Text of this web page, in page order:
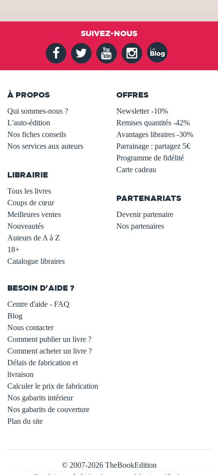
SUIVEZ-NOUS
À PROPOS
Qui sommes-nous ?
L'auto-édition
Nos fiches conseils
Nos services aux auteurs
LIBRAIRIE
Tous les livres
Coups de cœur
Meilleures ventes
Nouveautés
Auteurs de A à Z
18+
Catalogue libraires
OFFRES
Newsletter -10%
Remises quantités -42%
Avantages libraires -30%
Parrainage : partagez 5€
Programme de fidélité
Carte cadeau
PARTENARIATS
Devenir partenaire
Nos partenaires
BESOIN D'AIDE ?
Centre d'aide - FAQ
Blog
Nous contacter
Comment publier un livre ?
Comment acheter un livre ?
Délais de fabrication et
livraison
Calculer le prix de fabrication
Nos gabarits intérieur
Nos gabarits de couverture
Plan du site
© 2007-2026 TheBookEdition